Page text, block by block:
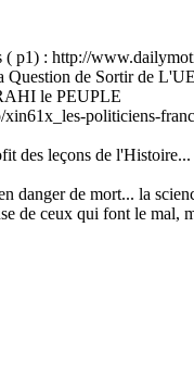
( p1) : http://
Question de Sortir de
le PEUPLE
politiciens-
des leçons de
danger de mort... la
de ceux qui font le mal,